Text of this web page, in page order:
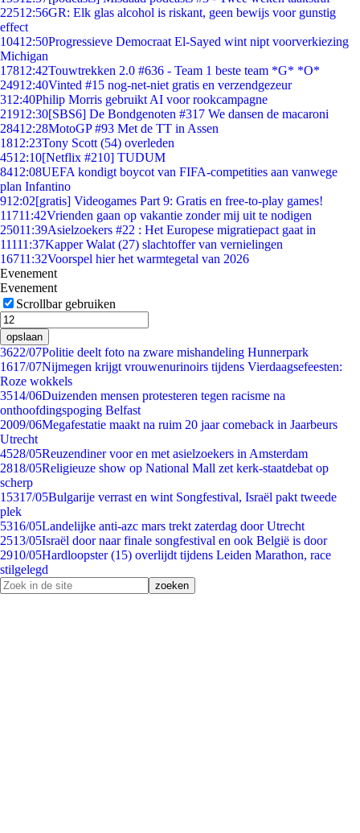
22512:56GR: Elk glas alcohol is riskant, geen bewijs voor gunstig
effect
10412:50Progressieve Democraat El-Sayed wint nipt voorverkiezing
Michigan
17812:42Touwtrekken 2.0 #636 - Team 1 beste team *G* *O*
24912:40Vinted #15 nog-net-niet gratis en verzendgezeur
312:40Philip Morris gebruikt AI voor rookcampagne
21912:30[SBS6] De Bondgenoten #317 We dansen de macaroni
28412:28MotoGP #93 Met de TT in Assen
1812:23Tony Scott (54) overleden
4512:10[Netflix #210] TUDUM
8412:08UEFA kondigt boycot van FIFA-competities aan vanwege
plan Infantino
912:02[gratis] Videogames Part 9: Gratis en free-to-play games!
11711:42Vrienden gaan op vakantie zonder mij uit te nodigen
25011:39Asielzoekers #22 : Het Europese migratiepact gaat in
11111:37Kapper Walat (27) slachtoffer van vernielingen
16711:32Voorspel hier het warmtegetal van 2026
Evenement
Evenement
Scrollbar gebruiken
opslaan
3622/07Politie deelt foto na zware mishandeling Hunnerpark
1617/07Nijmegen krijgt vrouwenurinoirs tijdens Vierdaagsefeesten:
Roze wokkels
3514/06Duizenden mensen protesteren tegen racisme na
onthoofdingspoging Belfast
2009/06Megafestatie maakt na ruim 20 jaar comeback in Jaarbeurs
Utrecht
4528/05Reuzen­diner voor en met asielzoekers in Amsterdam
2818/05Religieuze show op National Mall zet kerk-staatdebat op
scherp
15317/05Bulgarije verrast en wint Songfestival, Israël pakt tweede
plek
5316/05Landelijke anti-azc mars trekt zaterdag door Utrecht
2513/05Israël door naar finale songfestival en ook België is door
2910/05Hardloopster (15) overlijdt tijdens Leiden Marathon, race
stilgelegd